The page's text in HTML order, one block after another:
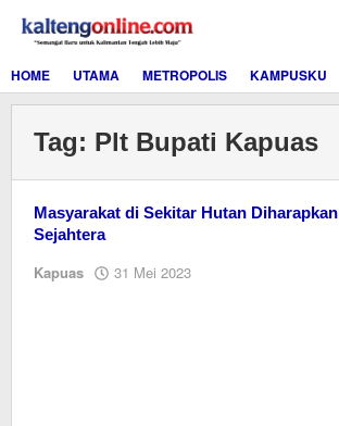
konten
HOME
UTAMA METROPOLIS KAMPUSKU
Tag: Plt Bupati Kapuas
Masyarakat di Sekitar Hutan Diharapkan
Sejahtera
Kapuas 31 Mei 2023